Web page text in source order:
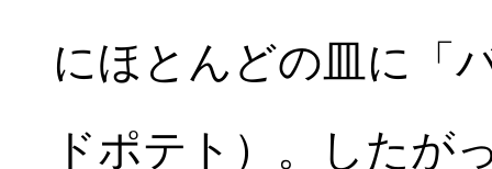
にほとんどの皿に「
ドポテト）。したが